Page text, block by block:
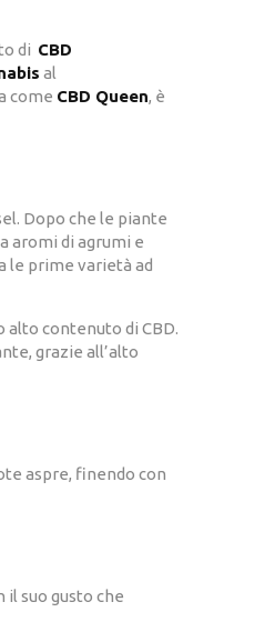
di CBD
al
come CBD Queen, è
Dopo che le piante
aromi di agrumi e
le prime varietà ad
alto contenuto di CBD.
grazie all’alto
aspre, finendo con
il suo gusto che